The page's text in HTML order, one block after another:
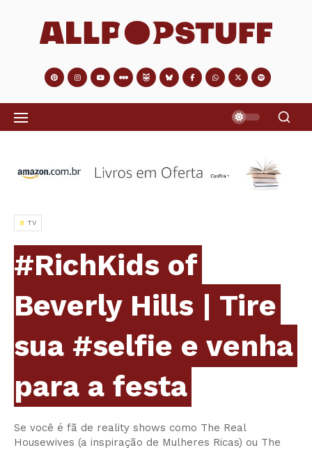
TV
#RichKids of
Beverly Hills | Tire
sua #selfie e venha
para a festa
Se você é fã de reality shows como The Real
Housewives (a inspiração de Mulheres Ricas) ou The